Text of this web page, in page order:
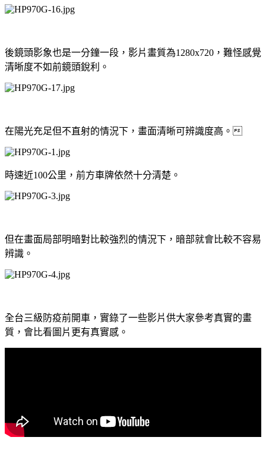
後鏡頭影象也是一分鐘一段，影片畫質為1280x720，難怪感覺
清晰度不如前鏡頭銳利。
在陽光充足但不直射的情況下，畫面清晰可辨識度高。
時速近100公里，前方車牌依然十分清楚。
但在畫面局部明暗對比較強烈的情況下，暗部就會比較不容易
辨識。
全台三級防疫前開車，實錄了一些影片供大家參考真實的畫
質，會比看圖片更有真實感。